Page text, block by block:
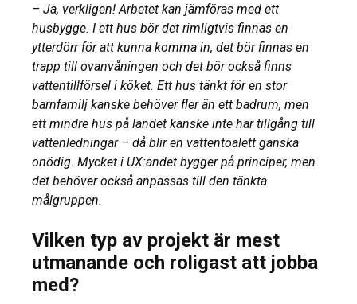
– Ja, verkligen! Arbetet kan jämföras med ett
husbygge. I ett hus bör det rimligtvis finnas en
ytterdörr för att kunna komma in, det bör finnas en
trapp till ovanvåningen och det bör också finns
vattentillförsel i köket. Ett hus tänkt för en stor
barnfamilj kanske behöver fler än ett badrum, men
ett mindre hus på landet kanske inte har tillgång till
vattenledningar – då blir en vattentoalett ganska
onödig. Mycket i UX:andet bygger på principer, men
det behöver också anpassas till den tänkta
målgruppen.
Vilken typ av projekt är mest
utmanande och roligast att jobba
med?